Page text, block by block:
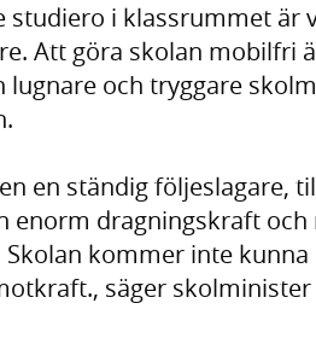
studiero i klassrummet är
Att göra skolan mobilfri
och tryggare
en ständig följeslagare,
enorm dragningskraft
kommer inte
säger